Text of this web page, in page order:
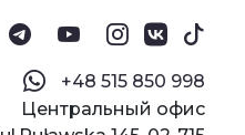
‪+48 515 850 998‬
Центральный офис